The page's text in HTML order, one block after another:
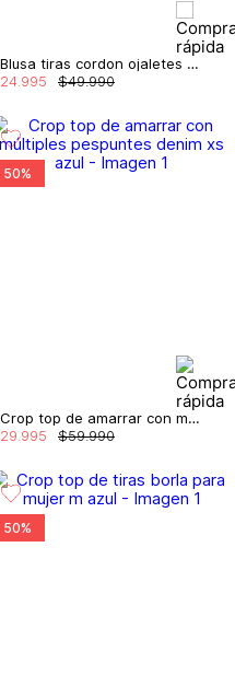
Blusa tiras cordon ojaletes para mujer
$49.990
24.995
50%
Crop top de amarrar con múltiples pespuntes denim
$59.990
29 995
50%